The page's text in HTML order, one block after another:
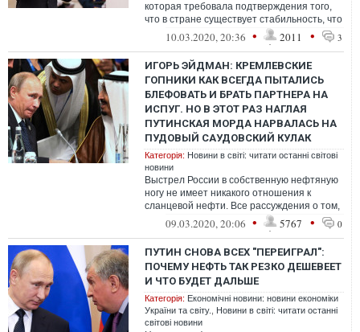
которая требовала подтверждения того,
что в стране существует стабильность, что
экономика выходит из кризиса и т...
10.03.2020, 20:36 • 2011 • 3
ИГОРЬ ЭЙДМАН: КРЕМЛЕВСКИЕ
ГОПНИКИ КАК ВСЕГДА ПЫТАЛИСЬ
БЛЕФОВАТЬ И БРАТЬ ПАРТНЕРА НА
ИСПУГ. НО В ЭТОТ РАЗ НАГЛАЯ
ПУТИНСКАЯ МОРДА НАРВАЛАСЬ НА
ПУДОВЫЙ САУДОВСКИЙ КУЛАК
Категорія: Новини в світі: читати останні світові
новини
Выстрел России в собственную нефтяную
ногу не имеет никакого отношения к
сланцевой нефти. Все рассуждения о том,
что это способ разорить американских ...
09.03.2020, 20:06 • 5767 • 0
ПУТИН СНОВА ВСЕХ "ПЕРЕИГРАЛ":
ПОЧЕМУ НЕФТЬ ТАК РЕЗКО ДЕШЕВЕЕТ
И ЧТО БУДЕТ ДАЛЬШЕ
Категорія: Економічні новини: новини економіки
України та світу.
Новини в світі: читати останні
світові новини